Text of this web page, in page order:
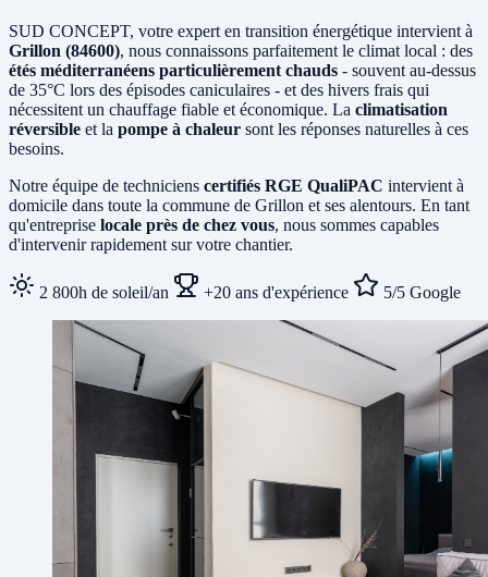
SUD CONCEPT, votre expert en transition énergétique intervient à
Grillon (84600), nous connaissons parfaitement le climat local : des
étés méditerranéens particulièrement chauds - souvent au-dessus
de 35°C lors des épisodes caniculaires - et des hivers frais qui
nécessitent un chauffage fiable et économique. La climatisation
réversible et la pompe à chaleur sont les réponses naturelles à ces
besoins.
Notre équipe de techniciens certifiés RGE QualiPAC intervient à
domicile dans toute la commune de Grillon et ses alentours. En tant
qu'entreprise locale près de chez vous, nous sommes capables
d'intervenir rapidement sur votre chantier.
2 800h de soleil/an +20 ans d'expérience 5/5 Google